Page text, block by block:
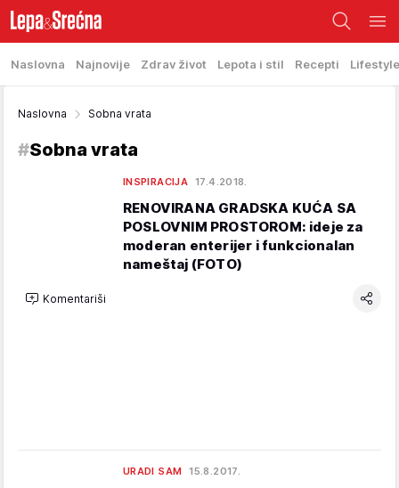
Naslovna Najnovije Zdrav život Lepota i stil Recepti Lifestyle
Naslovna Sobna vrata
#Sobna vrata
INSPIRACIJA 17.4.2018.
RENOVIRANA GRADSKA KUĆA SA
POSLOVNIM PROSTOROM: ideje za
moderan enterijer i funkcionalan
nameštaj (FOTO)
Komentariši
URADI SAM 15.8.2017.